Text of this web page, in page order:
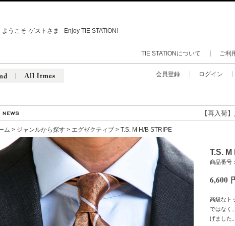
ようこそ ゲストさま Enjoy TIE STATION!
TIE STATIONについて ご利
会員登録 ログイン
【再入荷】人気
ム > ジャンルから探す > エグゼクティブ > T.S. M H/B STRIPE
T.S. M
商品番号
6,600
高級なト
ではなく
げました